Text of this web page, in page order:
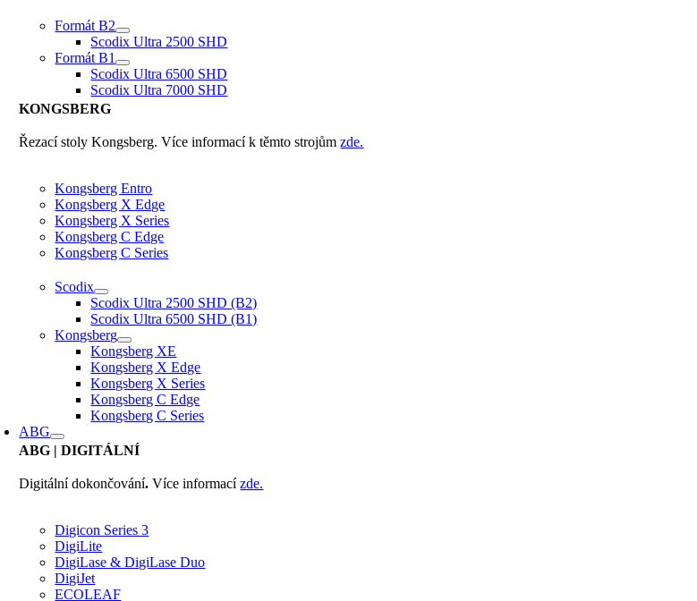
Formát B2
Scodix Ultra 2500 SHD
Formát B1
Scodix Ultra 6500 SHD
Scodix Ultra 7000 SHD
KONGSBERG
Řezací stoly Kongsberg. Více informací k těmto strojůmzde.
Kongsberg Entro
Kongsberg X Edge
Kongsberg X Series
Kongsberg C Edge
Kongsberg C Series
Scodix
Scodix Ultra 2500 SHD (B2)
Scodix Ultra 6500 SHD (B1)
Kongsberg
Kongsberg XE
Kongsberg X Edge
Kongsberg X Series
Kongsberg C Edge
Kongsberg C Series
ABG
ABG | DIGITÁLNÍ
Digitální dokončování. Více informacízde.
Digicon Series 3
DigiLite
DigiLase & DigiLase Duo
DigiJet
ECOLEAF